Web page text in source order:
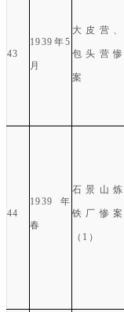
43
1939 年5
月
大皮营、
包头营惨
案
44
1939 年
春
石景山炼
铁厂惨案
（ 1 ）